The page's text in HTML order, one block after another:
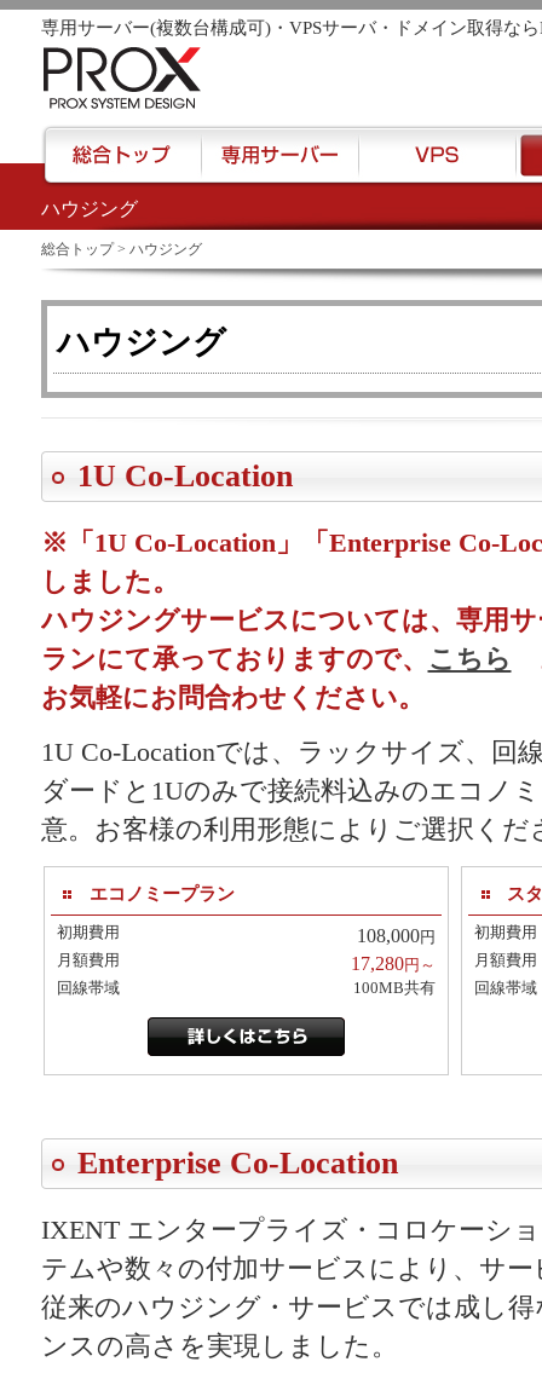
ハウジング
専用サーバー(複数台構成可)・VPSサーバ・ドメイン取得な
総合トップ> ハウジング
ハウジング
1U Co-Location
※「1U Co-Location」「Enterprise Co-
しました。
ハウジングサービスについては、専用
ランにて承っておりますので、
こちら
お気軽にお問合わせください。
1U Co-Locationでは、ラックサイズ、回
ダードと1Uのみで接続料込みのエコノ
意。お客様の利用形態によりご選択くだ
エコノミープラン
初期費用 108,000円
月額費用
17,280円～
回線帯域
100MB共有
はこちら
ス
初期費用
月額費用
回線帯域
Enterprise Co-Location
IXENT エンタープライズ・コロケーシ
テムや数々の付加サービスにより、サ
従来のハウジング・サービスでは成し
ンスの高さを実現しました。
href="/">